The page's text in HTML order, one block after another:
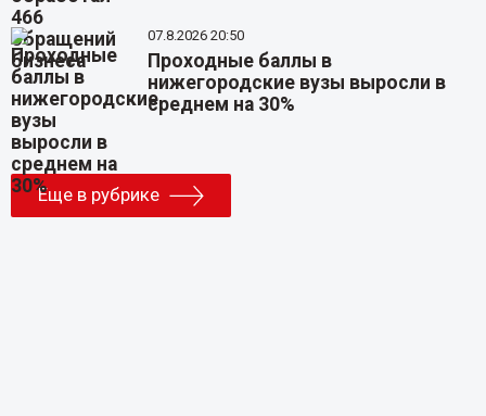
07.8.2026 20:50
Проходные баллы в
нижегородские вузы выросли в
среднем на 30%
Еще в рубрике